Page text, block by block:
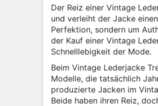
Der Reiz einer Vintage
und verleiht der Jacke
Perfektion, sondern um
der Kauf einer Vintage
Schnelllebigkeit der Mode.
Beim Vintage Lederjacke
Modelle, die tatsächlich
produzierte Jacken im
Beide haben ihren Reiz,